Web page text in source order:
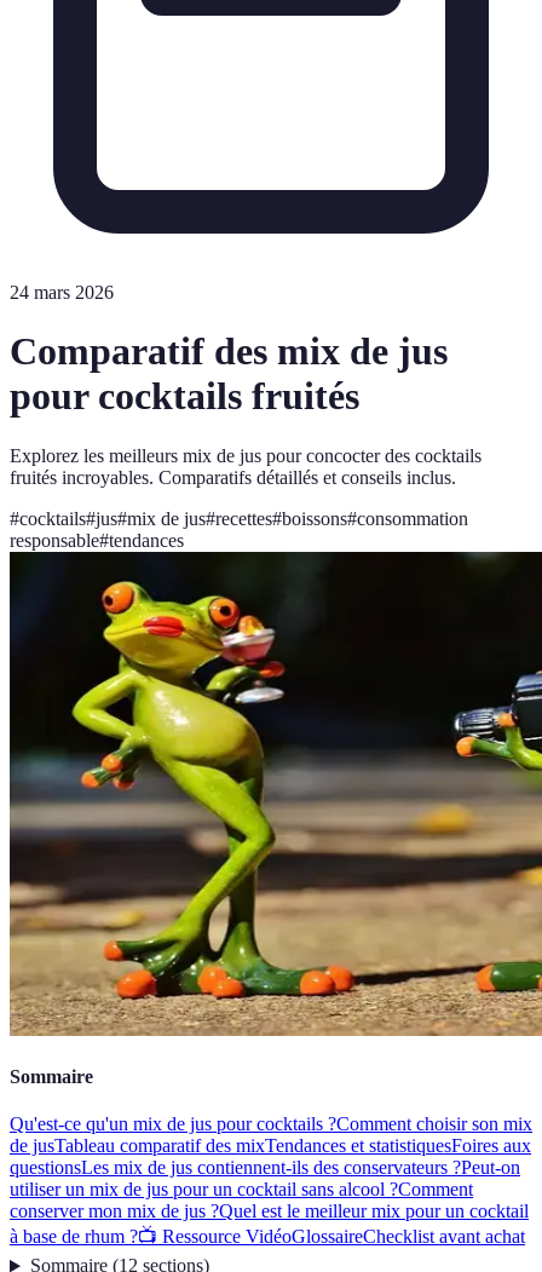
24 mars 2026
Comparatif des mix de jus
pour cocktails fruités
Explorez les meilleurs mix de jus pour concocter des cocktails
fruités incroyables. Comparatifs détaillés et conseils inclus.
#cocktails#jus#mix de jus#recettes#boissons#consommation
responsable#tendances
Sommaire
Qu'est-ce qu'un mix de jus pour cocktails ?Comment choisir son mix
de jusTableau comparatif des mixTendances et statistiquesFoires aux
questionsLes mix de jus contiennent-ils des conservateurs ?Peut-on
utiliser un mix de jus pour un cocktail sans alcool ?Comment
conserver mon mix de jus ?Quel est le meilleur mix pour un cocktail
à base de rhum ?📺 Ressource VidéoGlossaireChecklist avant achat
Sommaire(12 sections)